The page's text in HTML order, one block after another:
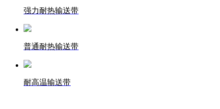
强力耐热输送带
普通耐热输送带
耐高温输送带